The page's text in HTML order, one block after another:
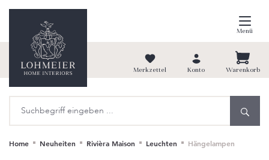
springen
Menü
Merkzettel Konto Warenkorb
Home Neuheiten Rivièra Maison Leuchten Hängelampen